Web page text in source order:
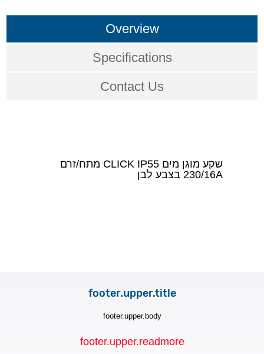
Overview
Specifications
Contact Us
שקע מוגן מים CLICK IP55 מתח/זרם
230/16A בצבע לבן
footer.upper.title
footer.upper.body
footer.upper.readmore